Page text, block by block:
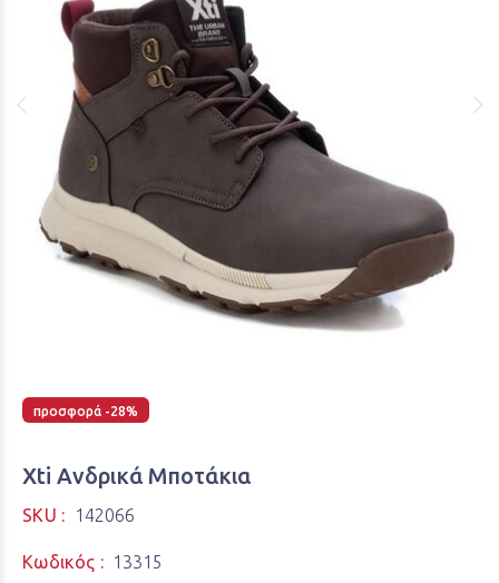
προσφορά -28%
Xti Ανδρικά Μποτάκια
SKU : 142066
Κωδικός : 13315